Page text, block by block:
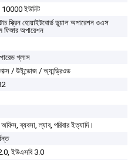
10000 ইউনিট
টাচ স্ক্রিন হোয়াইটবোর্ড ডুয়াল অপারেশন ওএস
ফিঙ্গার অপারেশন
গ্লাস
/ উইন্ডোজ / অ্যান্ড্রিওড
অফিস, ব্যবসা, ল্যাব, পরিবার ইত্যাদি।
ইউএসবি 3.0